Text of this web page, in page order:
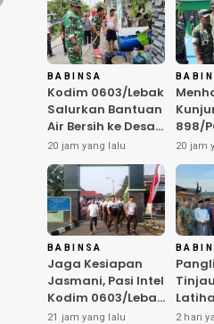
BABINSA
Kodim 0603/Lebak
Salurkan Bantuan
Air Bersih ke Desa
Bungurmekar,
Ringankan Beban
Warga
Terdampak
Kemarau
20 jam yang lalu
898/
TNI
20 jam
BABINSA
Jaga Kesiapan
Jasmani, Pasi Intel
Kodim 0603/Lebak
Pimpin Pembinaan
21 jam yang lalu 2 hari